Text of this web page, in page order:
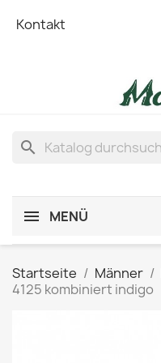
Kontakt
search
MENÜ
Startseite Männer
4125 kombiniert indigo